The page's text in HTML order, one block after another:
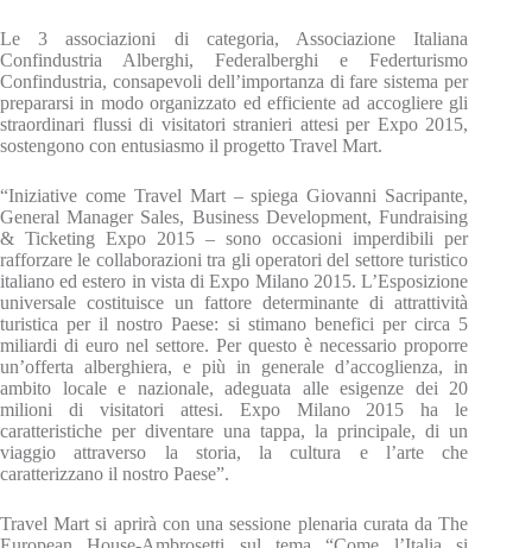
Le 3 associazioni di categoria, Associazione Italiana
Confindustria Alberghi, Federalberghi e Federturismo
Confindustria, consapevoli dell’importanza di fare sistema per
prepararsi in modo organizzato ed efficiente ad accogliere gli
straordinari flussi di visitatori stranieri attesi per Expo 2015,
sostengono con entusiasmo il progetto Travel Mart.
“Iniziative come Travel Mart – spiega Giovanni Sacripante,
General Manager Sales, Business Development, Fundraising
& Ticketing Expo 2015 – sono occasioni imperdibili per
rafforzare le collaborazioni tra gli operatori del settore turistico
italiano ed estero in vista di Expo Milano 2015. L’Esposizione
universale costituisce un fattore determinante di attrattività
turistica per il nostro Paese: si stimano benefici per circa 5
miliardi di euro nel settore. Per questo è necessario proporre
un’offerta alberghiera, e più in generale d’accoglienza, in
ambito locale e nazionale, adeguata alle esigenze dei 20
milioni di visitatori attesi. Expo Milano 2015 ha le
caratteristiche per diventare una tappa, la principale, di un
viaggio attraverso la storia, la cultura e l’arte che
caratterizzano il nostro Paese”.
Travel Mart si aprirà con una sessione plenaria curata da The